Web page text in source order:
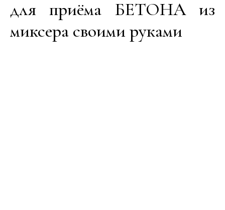
для приёма БЕТОНА из
миксера своими руками